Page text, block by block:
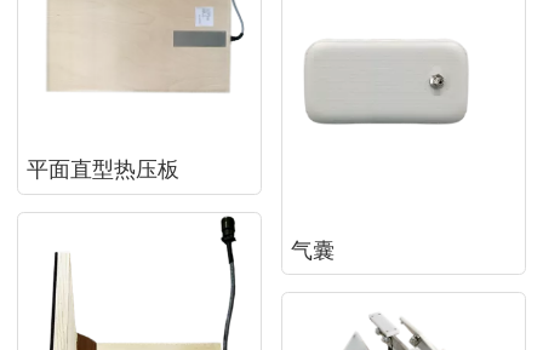
平面直型热压板
气囊